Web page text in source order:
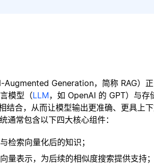
Augmented Generation，简称 RAG）
模型（LLM，如 OpenAI 的 GPT）与存
结合，从而让模型输出更准确、更具上
通常包含以下四大核心组件：
检索向量化后的知识；
量表示，为后续的相似度搜索提供支持；